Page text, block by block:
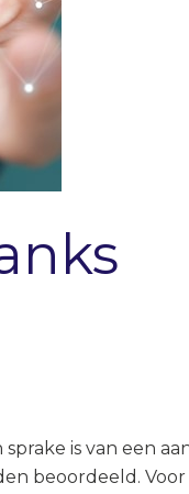
is van een
beoordeeld. Voor